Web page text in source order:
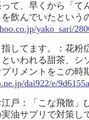
て、早くから「て
飲んでいたとい
yako_sari/
指してます。：花粉
いわれる甜茶、シ
プリメントをこの時
dai922/e/
江戸：「こな飛散」
油サプリで対策し